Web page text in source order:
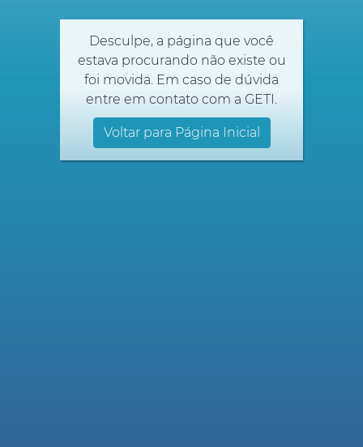
Desculpe, a página que você
estava procurando não existe ou
foi movida. Em caso de dúvida
entre em contato com a GETI.
Voltar para Página Inicial